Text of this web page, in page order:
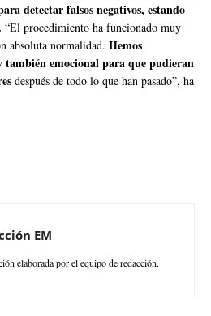
detectar falsos negativos, estando
“El procedimiento ha funcionado muy
absoluta normalidad. Hemos
también emocional para que pudieran
después de todo lo que han pasado”, ha
EM
elaborada por el equipo de redacción.